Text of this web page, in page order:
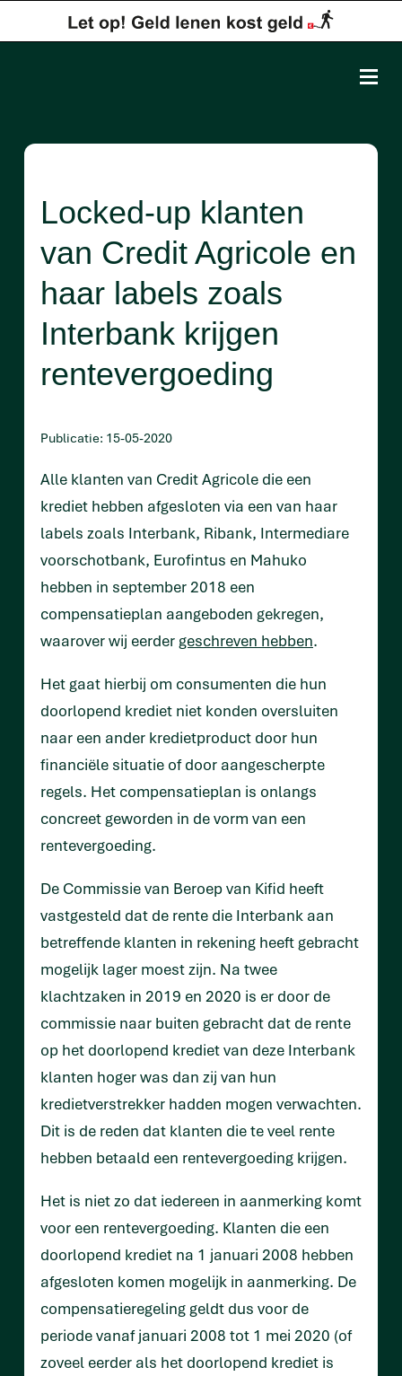
Locked-up klanten
van Credit Agricole en
haar labels zoals
Interbank krijgen
rentevergoeding
Publicatie: 15-05-2020
Alle klanten van Credit Agricole die een
krediet hebben afgesloten via een van haar
labels zoals Interbank, Ribank, Intermediare
voorschotbank, Eurofintus en Mahuko
hebben in september 2018 een
compensatieplan aangeboden gekregen,
waarover wij eerder geschreven hebben.
Het gaat hierbij om consumenten die hun
doorlopend krediet niet konden oversluiten
naar een ander kredietproduct door hun
financiële situatie of door aangescherpte
regels. Het compensatieplan is onlangs
concreet geworden in de vorm van een
rentevergoeding.
De Commissie van Beroep van Kifid heeft
vastgesteld dat de rente die Interbank aan
betreffende klanten in rekening heeft gebracht
mogelijk lager moest zijn. Na twee
klachtzaken in 2019 en 2020 is er door de
commissie naar buiten gebracht dat de rente
op het doorlopend krediet van deze Interbank
klanten hoger was dan zij van hun
kredietverstrekker hadden mogen verwachten.
Dit is de reden dat klanten die te veel rente
hebben betaald een rentevergoeding krijgen.
Het is niet zo dat iedereen in aanmerking komt
voor een rentevergoeding. Klanten die een
doorlopend krediet na 1 januari 2008 hebben
afgesloten komen mogelijk in aanmerking. De
compensatieregeling geldt dus voor de
periode vanaf januari 2008 tot 1 mei 2020 (of
zoveel eerder als het doorlopend krediet is